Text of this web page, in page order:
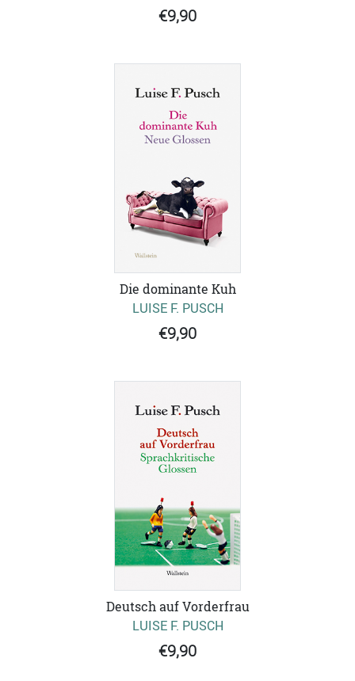
€9,90
Die dominante Kuh
LUISE F. PUSCH
€9,90
Deutsch auf Vorderfrau
LUISE F. PUSCH
€9,90